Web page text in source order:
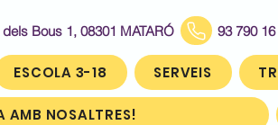
dels Bous 1, 08301 MATARÓ 93 790 16
ESCOLA 3-18 SERVEIS
AMB NOSALTRES!